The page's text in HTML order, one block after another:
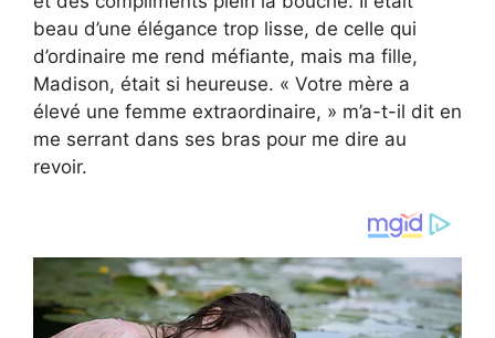
beau d’une élégance trop lisse, de celle qui
d’ordinaire me rend méfiante, mais ma fille,
Madison, était si heureuse. « Votre mère a
élevé une femme extraordinaire, » m’a-t-il dit en
me serrant dans ses bras pour me dire au
revoir.